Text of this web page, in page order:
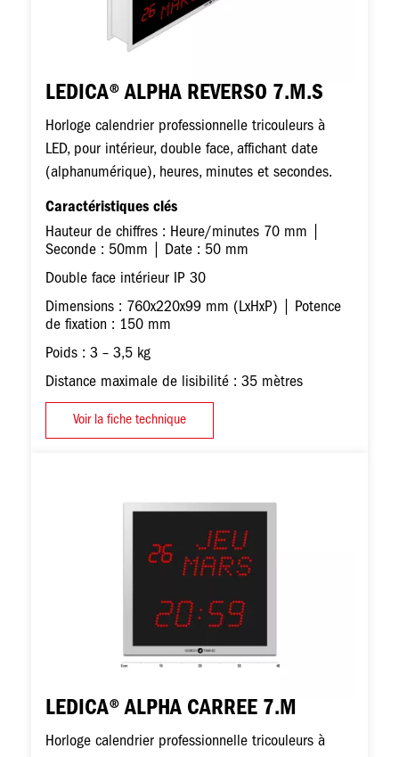
LEDICA® ALPHA REVERSO 7.M.S
Horloge calendrier professionnelle tricouleurs à
LED, pour intérieur, double face, affichant date
(alphanumérique), heures, minutes et secondes.
Caractéristiques clés
Hauteur de chiffres : Heure/minutes 70 mm |
Seconde : 50mm | Date : 50 mm
Double face intérieur IP 30
Dimensions : 760x220x99 mm (LxHxP) | Potence
de fixation : 150 mm
Poids : 3 – 3,5 kg
Distance maximale de lisibilité : 35 mètres
Voir la fiche technique
LEDICA® ALPHA CARREE 7.M
Horloge calendrier professionnelle tricouleurs à